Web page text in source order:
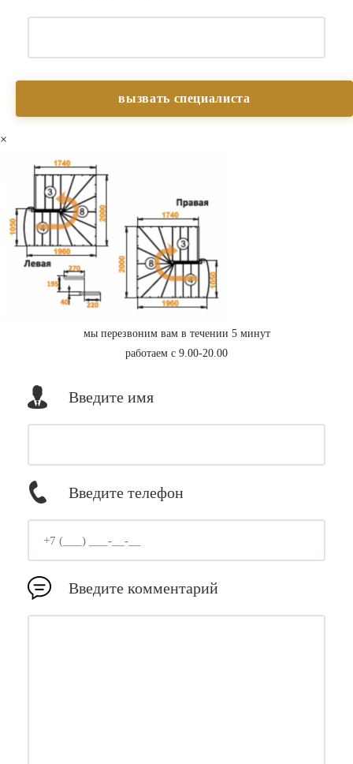
×
мы перезвоним вам в течении 5 минут
работаем с 9.00-20.00
Введите имя
Введите телефон
Введите комментарий